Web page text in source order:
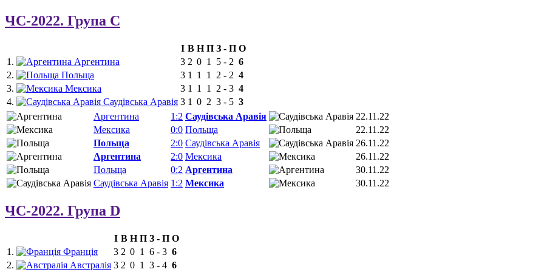
ЧС-2022. Група C
І В Н П З - П О
1.
Аргентина 3 2 0 1 5 - 2 6
2.
Польща 3 1 1 1 2 - 2 4
3.
Мексика 3 1 1 1 2 - 3 4
4.
Саудівська Аравія 3 1 0 2 3 - 5 3
Аргентина
1:2 Саудівська Аравія
22.11.22
Мексика
0:0 Польща
22.11.22
Польща
2:0 Саудівська Аравія
26.11.22
Аргентина
2:0 Мексика
26.11.22
Польща
0:2 Аргентина
30.11.22
Саудівська Аравія 1:2 Мексика 30.11.22
ЧС-2022. Група D
І В Н П З - П О
1.
Франція 3 2 0 1 6 - 3 6
2.
Австралія 3 2 0 1 3 - 4 6